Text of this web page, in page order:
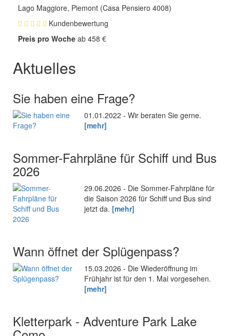
Lago Maggiore, Piemont (Casa Pensiero 4008)
Kundenbewertung
Preis pro Woche ab 458 €
Aktuelles
Sie haben eine Frage?
01.01.2022 - Wir beraten Sie gerne.
[mehr]
Sommer-Fahrpläne für Schiff und Bus
2026
29.06.2026 - Die Sommer-Fahrpläne für
die Saison 2026 für Schiff und Bus sind
jetzt da. [mehr]
Wann öffnet der Splügenpass?
15.03.2026 - Die Wiederöffnung im
Frühjahr ist für den 1. Mai vorgesehen.
[mehr]
Kletterpark - Adventure Park Lake